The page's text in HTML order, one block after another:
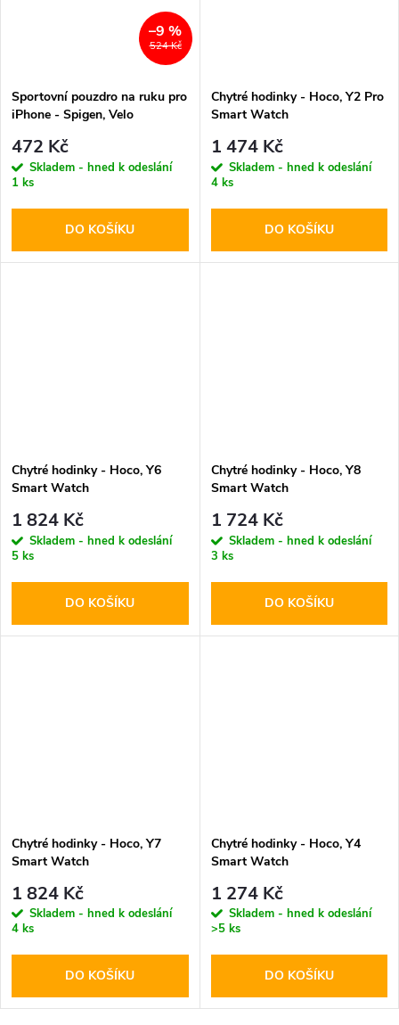
524 Kč
–9 %
Sportovní pouzdro na ruku pro
iPhone - Spigen, Velo
472 Kč
Skladem - hned k odeslání
1 ks
DO KOŠÍKU
Chytré hodinky - Hoco, Y2 Pro
Smart Watch
1 474 Kč
Skladem - hned k odeslání
4 ks
DO KOŠÍKU
Chytré hodinky - Hoco, Y6
Smart Watch
1 824 Kč
Skladem - hned k odeslání
5 ks
DO KOŠÍKU
Chytré hodinky - Hoco, Y8
Smart Watch
1 724 Kč
Skladem - hned k odeslání
3 ks
DO KOŠÍKU
Chytré hodinky - Hoco, Y7
Smart Watch
1 824 Kč
Skladem - hned k odeslání
4 ks
DO KOŠÍKU
Chytré hodinky - Hoco, Y4
Smart Watch
1 274 Kč
Skladem - hned k odeslání
>5 ks
DO KOŠÍKU